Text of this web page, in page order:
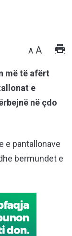
A A
më të afërt
e
në çdo
e pantallonave
bermundet e